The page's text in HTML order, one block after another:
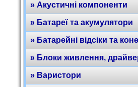
» Акустичні компоненти
» Батареї та акумулятори
» Батарейні відсіки та
» Блоки живлення,
» Варистори